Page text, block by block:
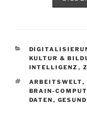
KATEGORIEN
KULTUR &
INTELLIGENZ ,
ARBEITSWELT,
BRAIN-
DATEN ,